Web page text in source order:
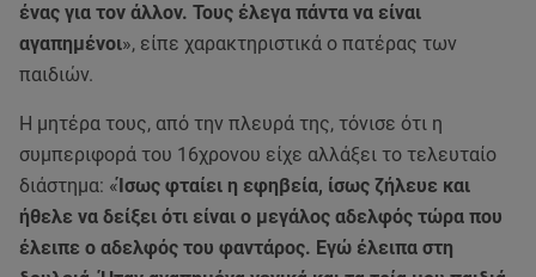
ένας για τον άλλον. Τους έλεγα πάντα να είναι
αγαπημένοι», είπε χαρακτηριστικά ο πατέρας των
παιδιών.
Η μητέρα τους, από την πλευρά της, τόνισε ότι η
συμπεριφορά του 16χρονου είχε αλλάξει το τελευταίο
διάστημα: «Ίσως φταίει η εφηβεία, ίσως ζήλευε και
ήθελε να δείξει ότι είναι ο μεγάλος αδελφός τώρα που
έλειπε ο αδελφός του φαντάρος. Εγώ έλειπα στη